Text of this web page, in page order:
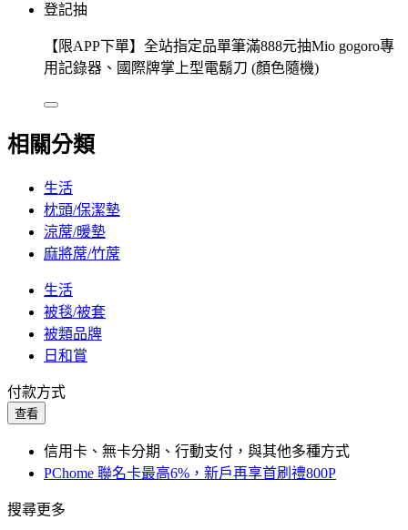
登記抽
【限APP下單】全站指定品單筆滿888元抽Mio gogoro專
用記錄器、國際牌掌上型電鬍刀 (顏色隨機)
相關分類
生活
枕頭/保潔墊
涼蓆/暖墊
麻將蓆/竹蓆
生活
被毯/被套
被類品牌
日和賞
付款方式
查看
信用卡、無卡分期、行動支付，與其他多種方式
PChome 聯名卡最高6%，新戶再享首刷禮800P
搜尋更多